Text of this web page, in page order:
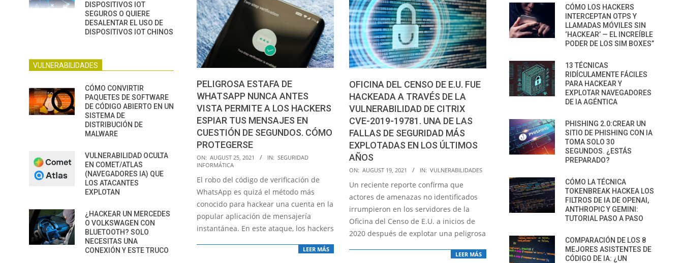
PELIGROSA ESTAFA DE
WHATSAPP NUNCA ANTES
VISTA PERMITE A LOS HACKERS
ESPIAR TUS MENSAJES EN
CUESTIÓN DE SEGUNDOS. CÓMO
PROTEGERSE
2021-
08-
25
ON: AUGUST 25, 2021 IN: SEGURIDAD
INFORMÁTICA
El robo del código de verificación de
WhatsApp es quizá el método más
conocido para hackear una cuenta en la
popular aplicación de mensajería
instantánea. En este ataque, los hackers
LEER MÁS
OFICINA DEL CENSO DE E.U. FUE
HACKEADA A TRAVÉS DE LA
VULNERABILIDAD DE CITRIX
CVE-2019-19781. UNA DE LAS
FALLAS DE SEGURIDAD MÁS
EXPLOTADAS EN LOS ÚLTIMOS
AÑOS
2021-
08-
ON: AUGUST 19, 2021 IN: VULNERABILIDADES
Un reciente reporte confirma que
actores de amenazas no identificados
irrumpieron en los servidores de la
Oficina del Censo de E.U. a inicios de
2020 después de explotar una peligrosa
LEER MÁS
DISPOSITIVOS IOT
SEGUROS O QUIERE
DESALENTAR EL USO DE
DISPOSITIVOS IOT CHINOS
VULNERABILIDADES
CÓMO CONVIRTIR
PAQUETES DE SOFTWARE
DE CÓDIGO ABIERTO EN UN
SISTEMA DE
DISTRIBUCIÓN DE
MALWARE
VULNERABILIDAD OCULTA
EN COMET/ATLAS
(NAVEGADORES IA) QUE
LOS ATACANTES
EXPLOTAN
¿HACKEAR UN MERCEDES
O VOLKSWAGEN CON
BLUETOOTH? SOLO
NECESITAS UNA
CONEXIÓN Y ESTE TRUCO
CÓMO LOS HACKERS
INTERCEPTAN OTPS Y
LLAMADAS MÓVILES SIN
‘HACKEAR’ — EL INCREÍBLE
PODER DE LOS SIM BOXES”
13 TÉCNICAS
RIDÍCULAMENTE FÁCILES
PARA HACKEAR Y
EXPLOTAR NAVEGADORES
DE IA AGÉNTICA
PHISHING 2.0:CREAR UN
SITIO DE PHISHING CON IA
TOMA SOLO 30
SEGUNDOS. ¿ESTÁS
PREPARADO?
CÓMO LA TÉCNICA
TOKENBREAK HACKEA LOS
FILTROS DE IA DE OPENAI,
ANTHROPIC Y GEMINI:
TUTORIAL PASO A PASO
COMPARACIÓN DE LOS 8
MEJORES ASISTENTES DE
CÓDIGO DE IA: ¿UN